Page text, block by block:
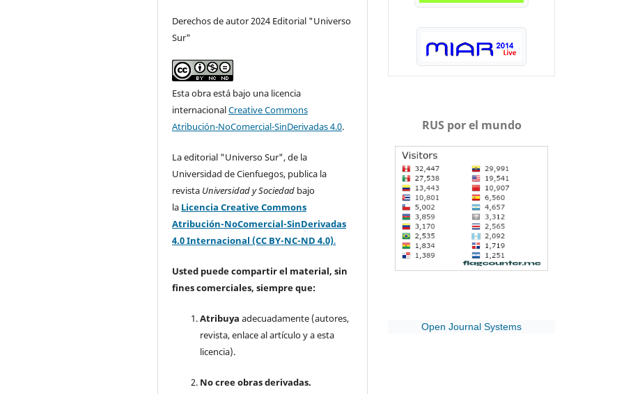
Derechos de autor 2024 Editorial "Universo
Sur"
Esta obra está bajo una licencia
internacionalCreative Commons
Atribución-NoComercial-SinDerivadas 4.0.
La editorial "Universo Sur", de la
Universidad de Cienfuegos, publica la
revista Universidad y Sociedad bajo
la Licencia Creative Commons
Atribución-NoComercial-SinDerivadas
4.0 Internacional (CC BY-NC-ND 4.0).
Usted puede compartir el material, sin
fines comerciales, siempre que:
Atribuya adecuadamente (autores,
revista, enlace al artículo y a esta
licencia).
No cree obras derivadas.
RUS por el mundo
Open Journal Systems